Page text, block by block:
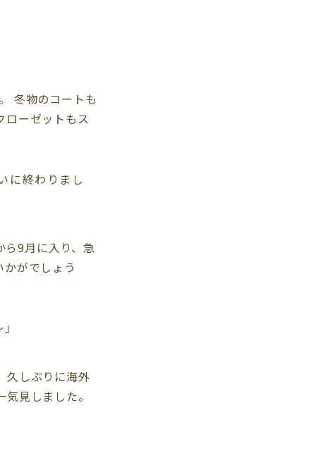
冬物のコートも
ローゼットもス
に終わりまし
9月に入り、急
がでしょう
しぶりに海外
見しました。